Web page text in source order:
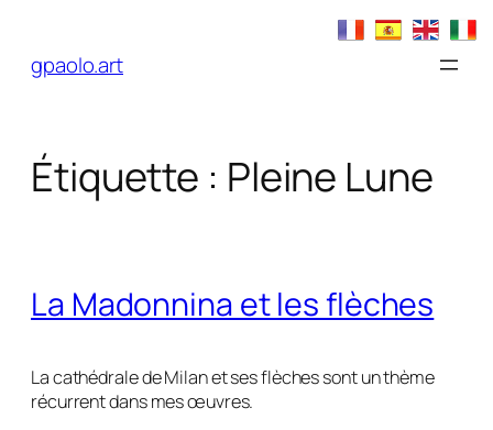
contenu
gpaolo.art
Étiquette : Pleine Lune
La Madonnina et les flèches
La cathédrale de Milan et ses flèches sont un thème
récurrent dans mes œuvres.